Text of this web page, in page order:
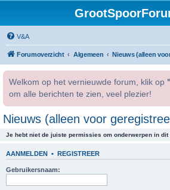
V&A
Forumoverzicht Algemeen Nieuws (alleen
Welkom op het vernieuwde forum, klik op
om alle berichten te zien, veel plezier!
Nieuws (alleen voor
Je hebt niet de juiste permissies om onderwerpen in dit
AANMELDEN • REGISTREER
Gebruikersnaam: